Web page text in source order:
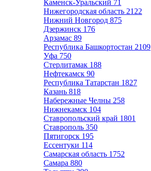
Каменск-Уральский 71
Нижегородская область 2122
Нижний Новгород 875
Дзержинск 176
Арзамас 89
Республика Башкортостан 2109
Уфа 750
Стерлитамак 188
Нефтекамск 90
Республика Татарстан 1827
Казань 818
Набережные Челны 258
Нижнекамск 104
Ставропольский край 1801
Ставрополь 350
Пятигорск 195
Ессентуки 114
Самарская область 1752
Самара 880